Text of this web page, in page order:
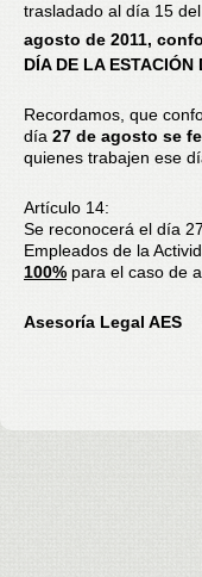
trasladado al día 15
agosto de 2011,
DÍA DE LA ESTACIÓN
Recordamos, que
día 27 de agosto se
quienes trabajen ese
Artículo 14:
Se reconocerá el día
Empleados de la
100% para el caso de
Asesoría Legal AES